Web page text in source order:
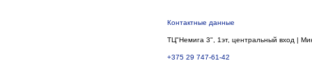
Контактные данные
ТЦ"Немига 3", 1эт, центральный вход |
+375 29 747-61-42